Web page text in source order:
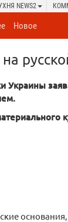
NEWS2
Новое
Украины